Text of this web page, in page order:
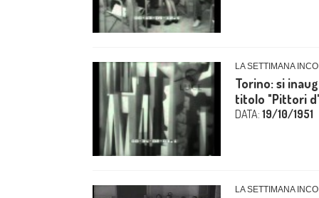
LA SETTIMANA
Torino: si
titolo "Pittori
DATA: 19/10/1951
LA SETTIMANA